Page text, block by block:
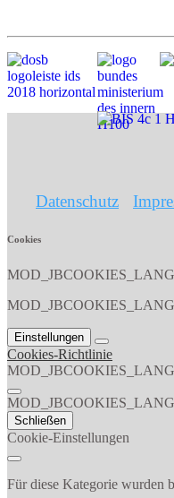
Datenschutz
Cookies
Einstellungen
Cookies-Richtlinie
Schließen
Cookie-Einstellungen
Für diese Kategorie wurden